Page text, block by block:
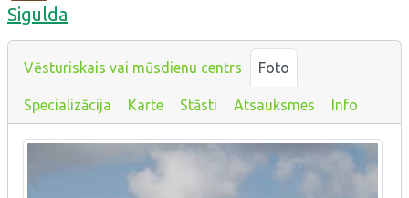
Sigulda
Vēsturiskais vai mūsdienu centrs Foto
Specializācija Karte Stāsti Atsauksmes Info